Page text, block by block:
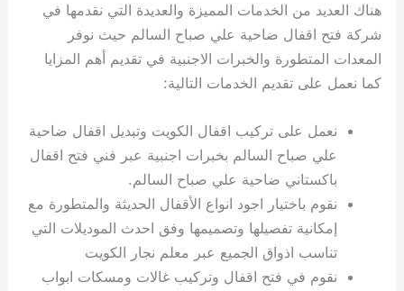
هناك العديد من الخدمات المميزة والعديدة التي نقدمها في
شركة فتح اقفال ضاحية علي صباح السالم حيث نوفر
المعدات المتطورة والخبرات الاجنبية في تقديم أهم المزايا
كما نعمل على تقديم الخدمات التالية:
نعمل على تركيب اقفال الكويت وتبديل اقفال ضاحية
علي صباح السالم بخبرات اجنبية عبر فني فتح اقفال
باكستاني ضاحية علي صباح السالم.
نقوم باختيار اجود انواع الأقفال الحديثة والمتطورة مع
إمكانية تفصيلها وتصميمها وفق احدث الموديلات التي
تناسب اذواق الجميع عبر معلم نجار الكويت
نقوم في فتح اقفال وتركيب غالات ومسكات ابواب